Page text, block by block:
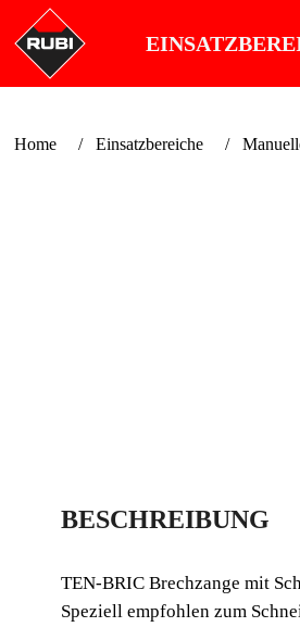
Home Einsatzbereiche
BESCHREIBUNG
TEN-BRIC Brechzange mit
Speziell empfohlen zum